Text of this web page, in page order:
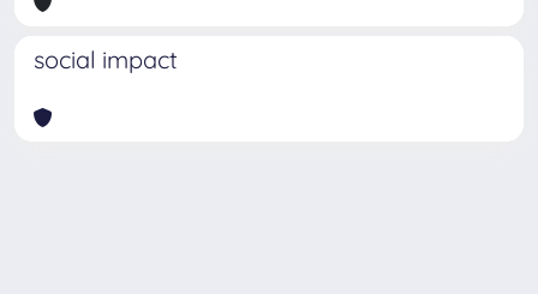
social impact